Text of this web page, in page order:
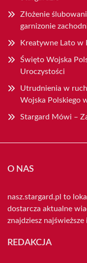
Złożenie
garnizonie
Kreatywne Lato w
Święto Wojska
Uroczystości
Utrudnienia w
Wojska Polskiego
Stargard Mówi –
O NAS
nasz.stargard.pl to
dostarcza aktualne
znajdziesz
REDAKCJA